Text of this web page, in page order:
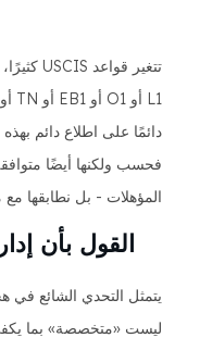
دائمًا على اطلاع دائم
فحسب ولكنها أيضًا
المؤهلات - بل نطابقها
القول بأن
يتمثل التحدي الشائع في